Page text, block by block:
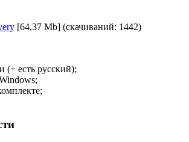
[64,37 Mb] (cкачиваний: 1442)
(+ есть русский);